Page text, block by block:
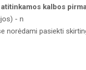
atitinkamos kalbos
- n
norėdami pasiekti